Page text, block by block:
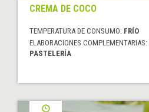
CREMA DE COCO
TEMPERATURA DE CONSUMO: FRÍO
ELABORACIONES COMPLEMENTARIAS:
PASTELERÍA